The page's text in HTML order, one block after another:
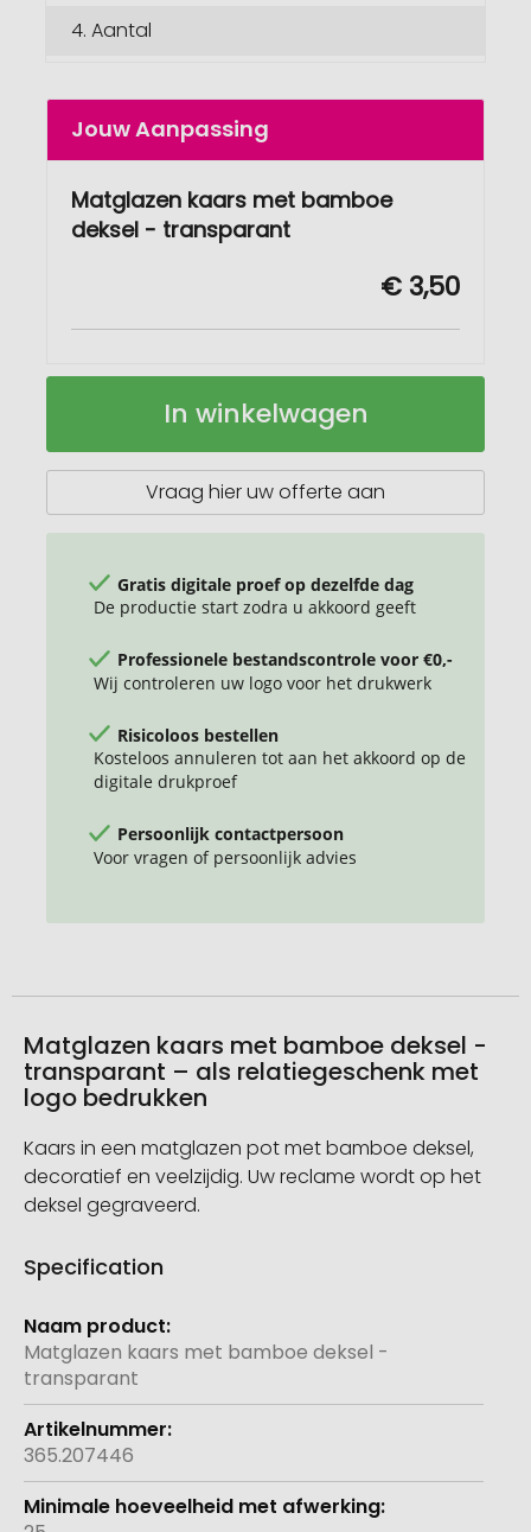
4. Aantal
Jouw Aanpassing
Matglazen kaars met bamboe
deksel - transparant
€ 3,50
Matglazen
bamboe
Op
In winkelwagen
Vraag hier uw offerte aan
Gratis digitale proef op dezelfde dag
De productie start zodra u akkoord geeft
Professionele bestandscontrole voor €0,-
Wij controleren uw logo voor het drukwerk
Risicoloos bestellen
Kosteloos annuleren tot aan het akkoord op de
digitale drukproef
Persoonlijk contactpersoon
Voor vragen of persoonlijk advies
Matglazen kaars met bamboe deksel -
transparant – als relatiegeschenk met
logo bedrukken
Kaars in een matglazen pot met bamboe deksel,
decoratief en veelzijdig. Uw reclame wordt op het
deksel gegraveerd.
Specification
Meer
informatie
Matglazen kaars met bamboe deksel -
transparant
365.207446